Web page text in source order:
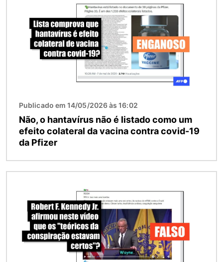
Publicado em 14/05/2026 às 16:02
Não, o hantavírus não é listado como um
efeito colateral da vacina contra covid-19
da Pfizer